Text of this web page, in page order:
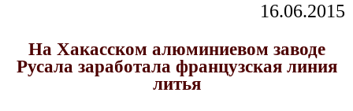
16.06.2015
На Хакасском алюминиевом заводе
Русала заработала французская линия
литья